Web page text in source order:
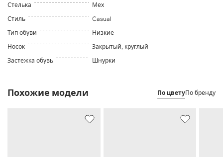
Стелька
Мех
Стиль
Casual
Тип обуви
Низкие
Носок
Закрытый, круглый
Застежка обувь
Шнурки
Похожие модели По цветуПо бренду